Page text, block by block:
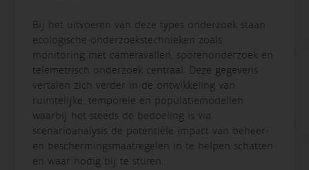
Bij het uitvoeren van deze types onderzoek staan
ecologische onderzoekstechnieken zoals
monitoring met cameravallen, sporenonderzoek en
telemetrisch onderzoek centraal. Deze gegevens
vertalen zich verder in de ontwikkeling van
ruimtelijke, temporele en populatiemodellen
waarbij het steeds de bedoeling is via
scenarioanalysis de potentiële impact van beheer-
en beschermingsmaatregelen in te helpen schatten
en waar nodig bij te sturen.